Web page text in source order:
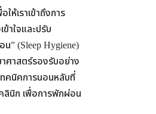
ห้เราเข้าถึงการ
าใจและปรับ
” (Sleep Hygiene)
ศาสตร์รองรับอย่าง
คนิคการนอนหลับที่
ลินิก เพื่อการพักผ่อน